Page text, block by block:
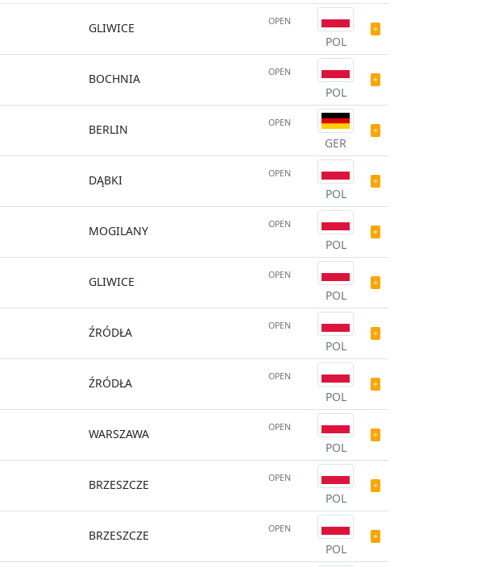
GLIWICE OPEN
POL
BOCHNIA OPEN
POL
BERLIN OPEN
GER
DĄBKI OPEN
POL
MOGILANY OPEN
POL
GLIWICE OPEN
POL
ŹRÓDŁA OPEN
POL
ŹRÓDŁA OPEN
POL
WARSZAWA OPEN
POL
BRZESZCZE OPEN
POL
BRZESZCZE OPEN
POL